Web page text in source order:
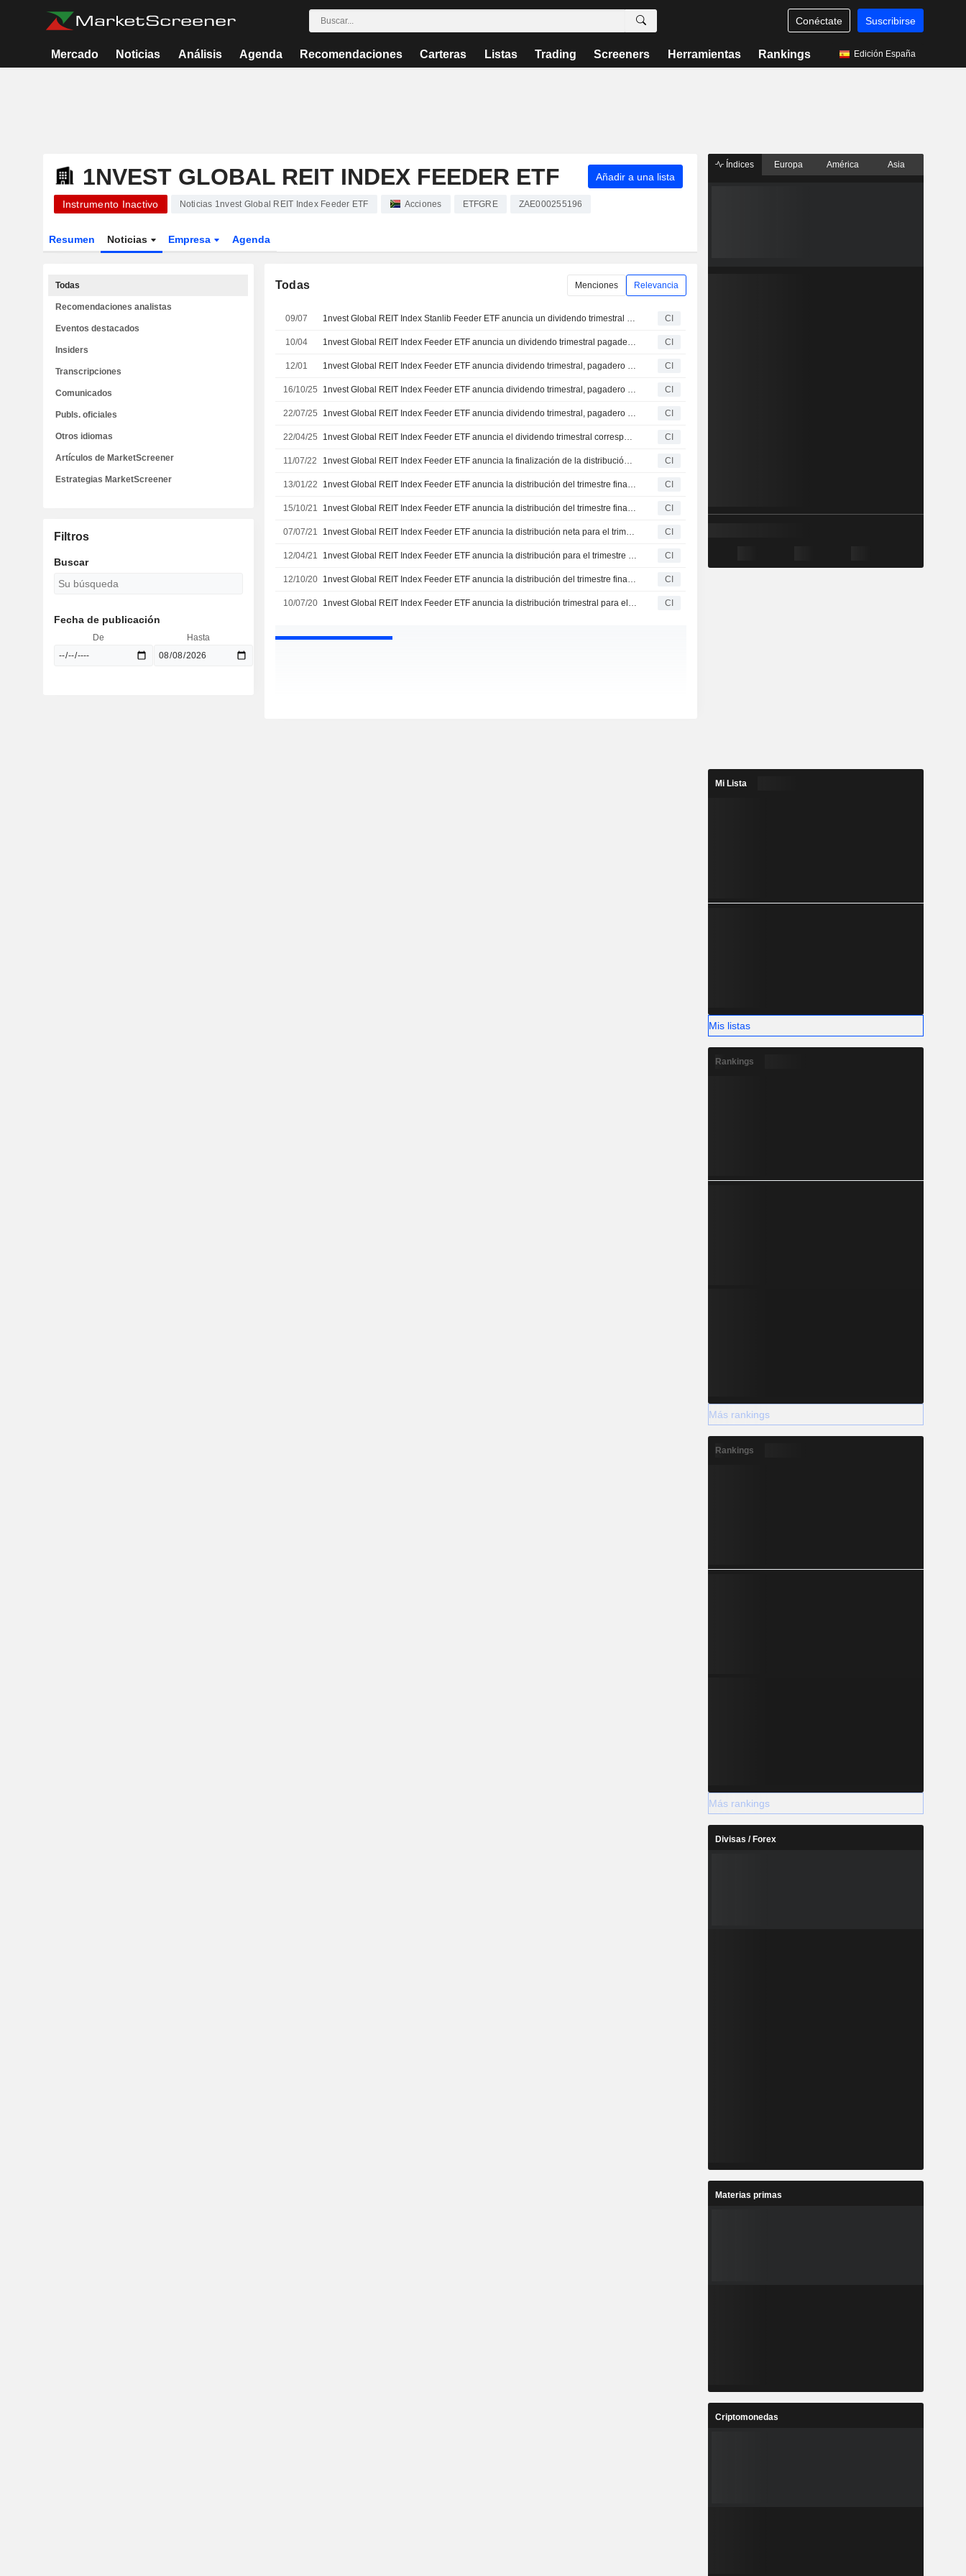
Conéctate Suscribirse
Mercado Noticias Análisis Agenda Recomendaciones Carteras Listas Trading Screeners Herramientas Rankings Edición España
1NVEST GLOBAL REIT INDEX FEEDER ETF Añadir a una lista
Instrumento Inactivo Noticias 1nvest Global REIT Index Feeder ETF Acciones ETFGRE ZAE000255196
Resumen Noticias Empresa Agenda
Todas Menciones Relevancia
09/07 1nvest Global REIT Index Stanlib Feeder ETF anuncia un dividendo trimestral pagadero el 20 de julio de 2026 CI
10/04 1nvest Global REIT Index Feeder ETF anuncia un dividendo trimestral pagadero el 28 de abril de 2026 CI
12/01 1nvest Global REIT Index Feeder ETF anuncia dividendo trimestral, pagadero el 26 de enero de 2026 CI
16/10/25 1nvest Global REIT Index Feeder ETF anuncia dividendo trimestral, pagadero el 27 de octubre de 2025 CI
22/07/25 1nvest Global REIT Index Feeder ETF anuncia dividendo trimestral, pagadero el 4 de agosto de 2025 CI
22/04/25 1nvest Global REIT Index Feeder ETF anuncia el dividendo trimestral correspondiente al trimestre finalizado el 31 de marzo de 2025, pagadero el 5 de mayo de 2025. CI
11/07/22 1nvest Global REIT Index Feeder ETF anuncia la finalización de la distribución del trimestre que finalizó el 30 de junio de 2022, pagadera el 25 de julio de 2022 CI
13/01/22 1nvest Global REIT Index Feeder ETF anuncia la distribución del trimestre finalizado el 31 de diciembre de 2021, pagadera el 24 de enero de 2022 CI
15/10/21 1nvest Global REIT Index Feeder ETF anuncia la distribución del trimestre finalizado el 30 de septiembre de 2021, pagadera el 25 de octubre de 2021 CI
07/07/21 1nvest Global REIT Index Feeder ETF anuncia la distribución neta para el trimestre finalizado el 30 de junio de 2021, pagadera el 19 de julio de 2021 CI
12/04/21 1nvest Global REIT Index Feeder ETF anuncia la distribución para el trimestre finalizado el 31 de marzo de 2020, pagadera el 26 de abril de 2021 CI
12/10/20 1nvest Global REIT Index Feeder ETF anuncia la distribución del trimestre finalizado el 30 de septiembre de 2020, pagadera el 26 de octubre de 2020 CI
10/07/20 1nvest Global REIT Index Feeder ETF anuncia la distribución trimestral para el trimestre finalizado el 30 de junio de 2020, pagadera el 20 de julio de 2020 CI
Todas
Recomendaciones analistas
Eventos destacados
Insiders
Transcripciones
Comunicados
Publs. oficiales
Otros idiomas
Artículos de MarketScreener
Estrategias MarketScreener
Filtros
Buscar
Fecha de publicación
De Hasta
Índices Europa América Asia
Mi Lista
Mis listas
Rankings
Más rankings
Rankings
Más rankings
Divisas / Forex
Materias primas
Criptomonedas